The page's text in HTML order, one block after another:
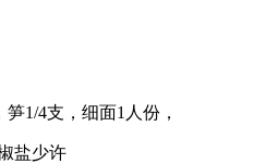
1/4支，细面1人份，
盐少许